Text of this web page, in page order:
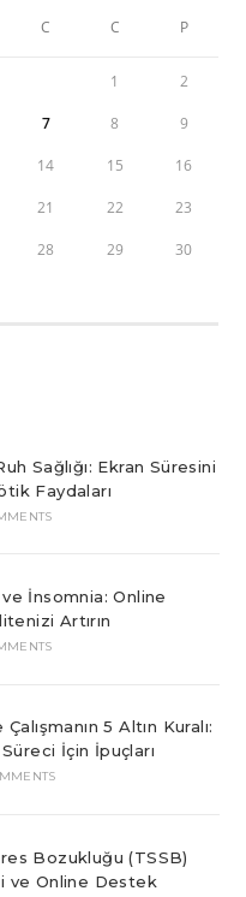
C C P
1 2
7 8 9
14 15 16
21 22 23
28 29 30
Sağlığı: Ekran Süresini
Faydaları
İnsomnia: Online
Artırın
5 Altın Kuralı:
İçin İpuçları
Bozukluğu (TSSB)
ve Online Destek